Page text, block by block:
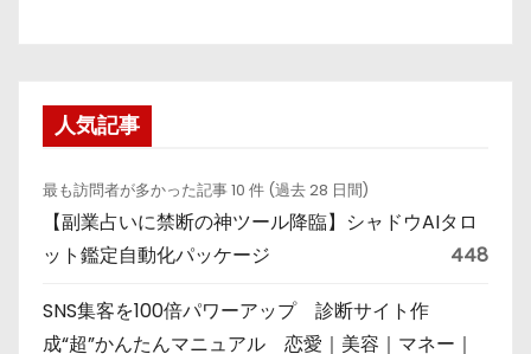
人気記事
最も訪問者が多かった記事 10 件 (過去 28 日間)
【副業占いに禁断の神ツール降臨】シャドウAIタロ
ット鑑定自動化パッケージ
448
SNS集客を100倍パワーアップ 診断サイト作
成“超”かんたんマニュアル 恋愛｜美容｜マネー｜